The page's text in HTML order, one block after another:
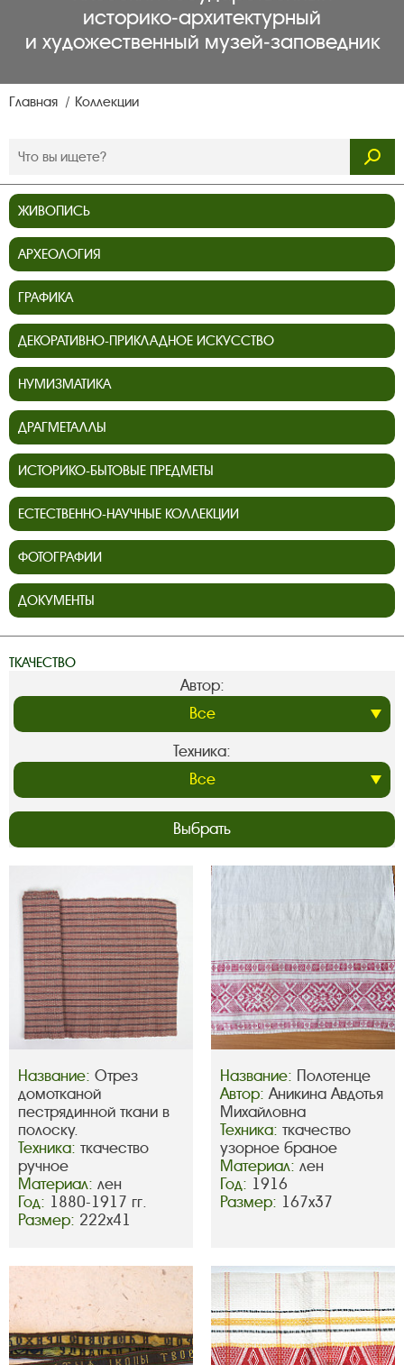
историко‑архитектурный
и художественный музей‑заповедник
Главная Коллекции
ЖИВОПИСЬ
АРХЕОЛОГИЯ
ГРАФИКА
ДЕКОРАТИВНО-ПРИКЛАДНОЕ ИСКУССТВО
НУМИЗМАТИКА
ДРАГМЕТАЛЛЫ
ИСТОРИКО-БЫТОВЫЕ ПРЕДМЕТЫ
ЕСТЕСТВЕННО-НАУЧНЫЕ КОЛЛЕКЦИИ
ФОТОГРАФИИ
ДОКУМЕНТЫ
ТКАЧЕСТВО
Автор:
Техника:
Выбрать
Название: Отрез
домотканой
пестрядинной ткани в
полоску.
Техника: ткачество
ручное
Материал: лен
Год: 1880-1917 гг.
Размер: 222х41
Название: Полотенце
Автор:Аникина Авдотья
Михайловна
Техника: ткачество
узорное браное
Материал: лен
Год: 1916
Размер: 167х37